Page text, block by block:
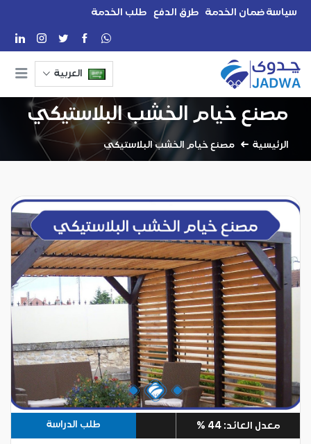
سياسة ضمان الخدمة طرق الدفع طلب الخدمة
العربية
مصنع خيام الخشب البلاستيكي
الرئيسية مصنع خيام الخشب البلاستيكي
معدل العائد: 44 % طلب الدراسة